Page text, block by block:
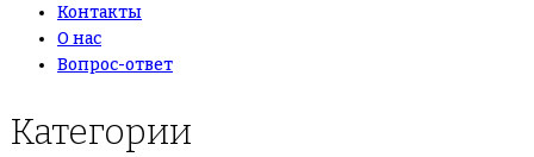
Контакты
О нас
Вопрос-ответ
Категории